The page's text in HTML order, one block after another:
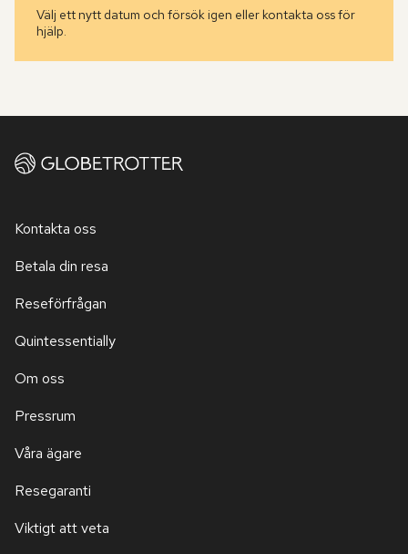
Välj ett nytt datum och försök igen eller kontakta oss för
hjälp.
Kontakta oss
Betala din resa
Reseförfrågan
Quintessentially
Om oss
Pressrum
Våra ägare
Resegaranti
Viktigt att veta